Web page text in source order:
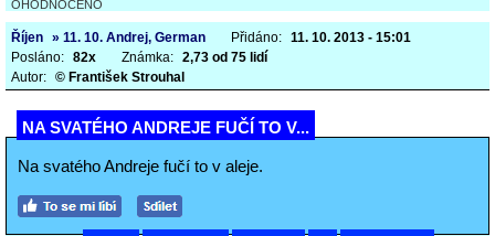
OHODNOCENO
Říjen » 11. 10. Andrej, German Přidáno: 11. 10. 2013 - 15:01
Posláno: 82x Známka: 2,73 od 75 lidí
Autor: © František Strouhal
NA SVATÉHO ANDREJE FUČÍ TO V...
Na svatého Andreje fučí to v aleje.